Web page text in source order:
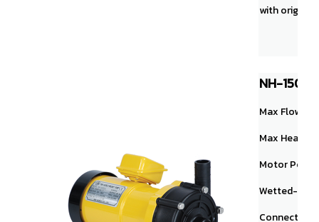
with original
NH-
Max Flow：
Max Head：
Motor
Wetted-end
Connection